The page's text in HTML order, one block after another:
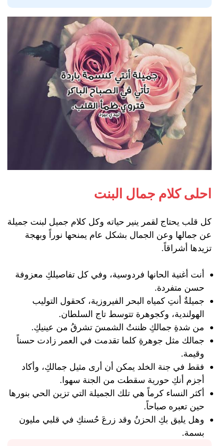
احلى كلام جمال البنت
كل قلب يحتاج لقمر ينير حياته وكل كلام جميل لبنت جميلة
عن جمالها وعن الجمال بشكل عام يمنحها نوراً وبهجة
تزيدها أشراقاً.
أنت أغنية الحانها فردوسية، وفي كل تفاصيلكِ معزوفة
حسن متفردة.
جميلةٌ أنتِ كمياه البحر الفيروزية، كحقول التوليب
الهولندية، وكجوهرة تتوسط تاج السلطان.
من شدةِ جمالكِ ظننتُ الشمسَ تشرقُ من عينيكِ.
جمالك مثل جوهرةِ كلما تقدمت في العمر زادت حسناً
وقيمة.
فقط في جنة الخلد يمكن أن أرى مثيل جمالكِ، وأكاد
أجزم أنكِ حورية سقطت من الجنة سهوا.
أكثر النساء كرماً هي تلك الجميلة التي تزين الحي بنورها
حين تعبره صباحاً.
وهل يليق بكِ الحزنُ وقد زرعَ حُسنكِ في قلبي مليون
بسمة.